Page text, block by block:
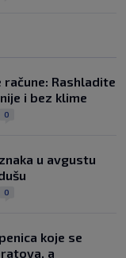
Rashladite
i bez klime
0
u avgustu
0
koje se
a